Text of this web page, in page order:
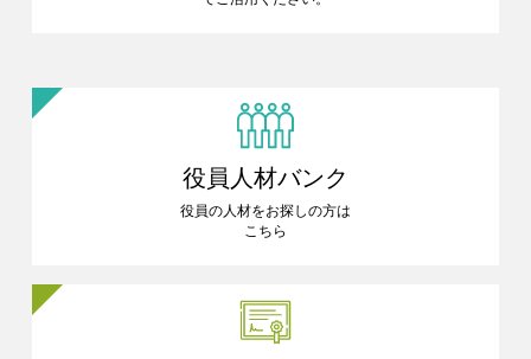
役員人材バンク
役員の人材をお探しの方は
こちら